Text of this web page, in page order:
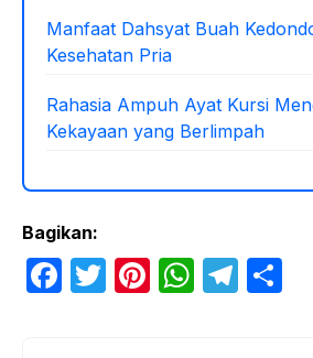
Manfaat Dahsyat Buah
Kesehatan Pria
Rahasia Ampuh Ayat Kursi
Kekayaan yang Berlimpah
Bagikan:
F
T
Pi W T